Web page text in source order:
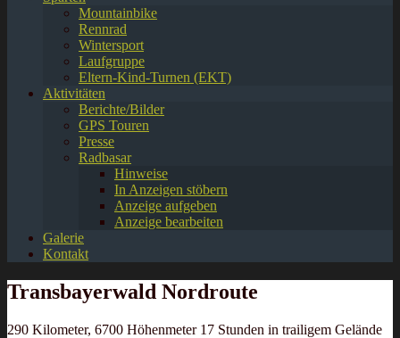
Mountainbike
Rennrad
Wintersport
Laufgruppe
Eltern-Kind-Turnen (EKT)
Aktivitäten
Berichte/Bilder
GPS Touren
Presse
Radbasar
Hinweise
In Anzeigen stöbern
Anzeige aufgeben
Anzeige bearbeiten
Galerie
Kontakt
Transbayerwald Nordroute
290 Kilometer, 6700 Höhenmeter 17 Stunden in trailigem Gelände